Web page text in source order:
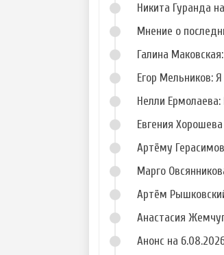
Фото Николая
Горбулина
Фото Анастасии
Ворман
Никита Гуранда
Мнение о
Галина
Егор Мельников:
Нелли
Евгения
Артёму
Марго
Артём
Анастасия
Анонс на